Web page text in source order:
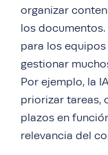
organizar
los
para los
gestionar
Por ejemplo, la
priorizar tareas,
plazos en
relevancia del